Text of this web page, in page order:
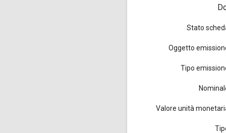
Stato
Oggetto
Tipo
Valore unità